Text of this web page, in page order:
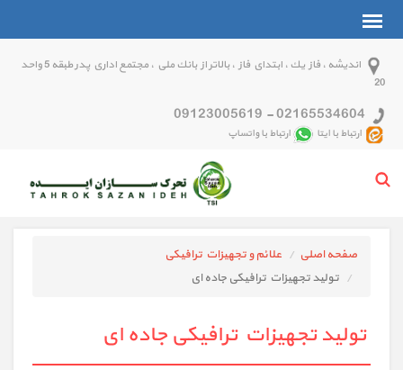
انديشه ، فاز يك ، ابتداي فاز ، بالاتر از بانك ملي ، مجتمع اداري پدر طبقه 5 واحد
20
02165534604
-
09123005619
ارتباط با ایتا ارتباط با واتساپ
صفحه اصلی
علائم و تجهيزات ترافيكی
تولید تجهیزات ترافیکی جاده ای
تولید تجهیزات ترافیکی جاده ای